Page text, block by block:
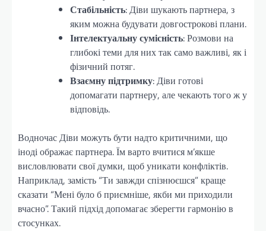
Стабільність: Діви шукають партнера, з
яким можна будувати довгострокові плани.
Інтелектуальну сумісність: Розмови на
глибокі теми для них так само важливі, як і
фізичний потяг.
Взаємну підтримку: Діви готові
допомагати партнеру, але чекають того ж у
відповідь.
Водночас Діви можуть бути надто критичними, що
іноді ображає партнера. Їм варто вчитися м’якше
висловлювати свої думки, щоб уникати конфліктів.
Наприклад, замість “Ти завжди спізнюєшся” краще
сказати “Мені було б приємніше, якби ми приходили
вчасно”. Такий підхід допомагає зберегти гармонію в
стосунках.